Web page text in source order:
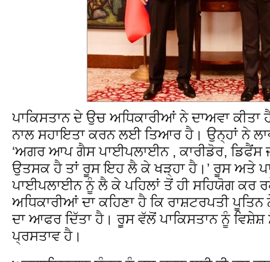
ਪਾਕਿਸਤਾਨ ਦੇ ਉਚ ਅਧਿਕਾਰੀਆਂ ਨੇ ਦਾਅਵਾ ਕੀਤਾ
ਨਾਲ ਸਹਾਇਤਾ ਕਰਨ ਲਈ ਤਿਆਰ ਹੈ। ਉਨ੍ਹਾਂ ਨੇ
‘ਅਗਰ ਆਪ ਗੈਸ ਪਾਈਪਲਾਈਨ , ਕਾਰੀਡੋਰ, ਡਿਫੈਂਸ
ਉਤਸਕ ਹੈ ਤਾਂ ਰੂਸ ਇਹ ਲੈ ਕੇ ਖੜ੍ਹਾ ਹੈ।’ ਰੂਸ ਅਤੇ
ਪਾਈਪਲਾਈਨ ਨੂੰ ਲੈ ਕੇ ਪਹਿਲਾਂ ਤੋਂ ਹੀ ਸਹਿਯੋਗ ਕਰ
ਅਧਿਕਾਰੀਆਂ ਦਾ ਕਹਿਣਾ ਹੈ ਕਿ ਰਾਸ਼ਟਰਪਤੀ
ਦਾ ਆਫਰ ਦਿੱਤਾ ਹੈ। ਰੂਸ ਵੱਲੋਂ ਪਾਕਿਸਤਾਨ ਨੂੰ ਵਿਸ਼ੇਸ਼
ਪ੍ਰਸਤਾਵ ਹੈ।